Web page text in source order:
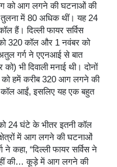
को आग लगने की घटनाओं की
तुलना में 80 अधिक थीं। यह 24
हैं। दिल्ली फायर सर्विस
320 कॉल और 1 नवंबर को
गर्ग ने एएनआई से बात
भी दिवाली मनाई थी। दोनों
को हमें करीब 320 आग लगने की
आईं, इसलिए यह एक बहुत
को 24 घंटे के भीतर इतनी कॉल
में आग लगने की घटनाओं
कहा, “दिल्ली फायर सर्विस ने
की… कूड़े में आग लगने की